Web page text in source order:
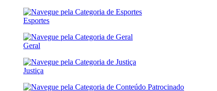
Esportes
Geral
Justiça